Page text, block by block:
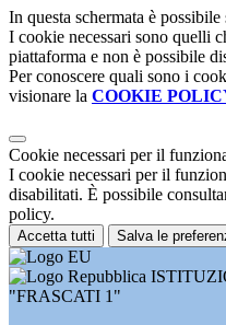
In questa schermata è
I cookie necessari sono quelli
piattaforma e non è possibile
Per conoscere quali sono i
visionare la COOKIE
Cookie necessari per il
I cookie necessari per il
disabilitati. È possibile
policy.
Accetta tutti Salva le
"FRASCATI 1"